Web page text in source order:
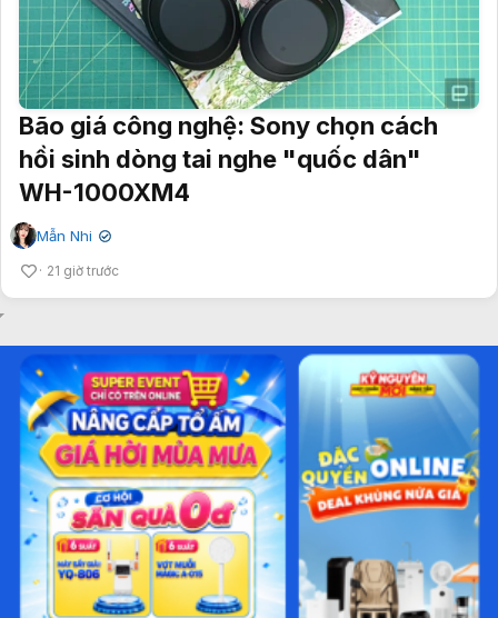
Bão giá công nghệ: Sony chọn cách
hồi sinh dòng tai nghe "quốc dân"
WH-1000XM4
Mẫn Nhi ✔
21 giờ trước